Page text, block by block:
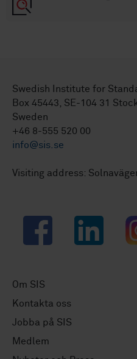
Swedish Institute for
Box 45443, SE-104 31
Sweden
+46 8-555 520 00
info@sis.se
Visiting address:
Facebook LinkedIn
Om SIS
Kontakta oss
Jobba på SIS
Medlem